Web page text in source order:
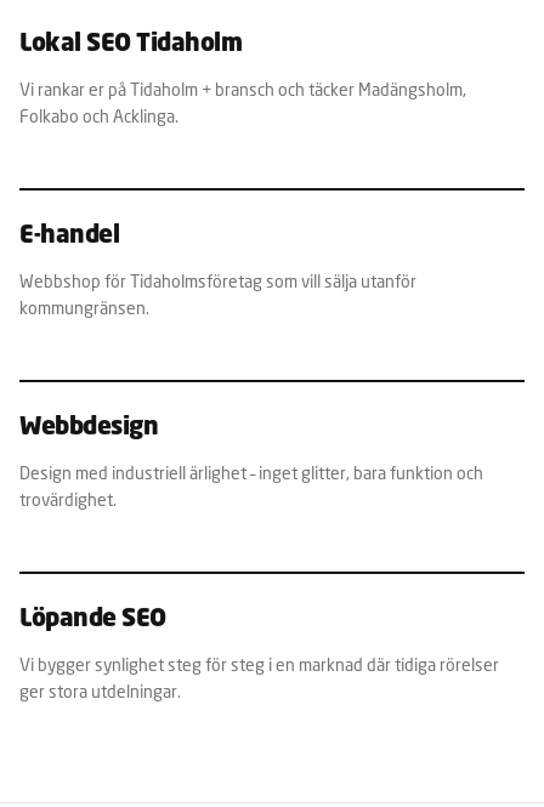
Lokal SEO Tidaholm
Vi rankar er på Tidaholm + bransch och täcker Madängsholm,
Folkabo och Acklinga.
E-handel
Webbshop för Tidaholmsföretag som vill sälja utanför
kommungränsen.
Webbdesign
Design med industriell ärlighet – inget glitter, bara funktion och
trovärdighet.
Löpande SEO
Vi bygger synlighet steg för steg i en marknad där tidiga rörelser
ger stora utdelningar.